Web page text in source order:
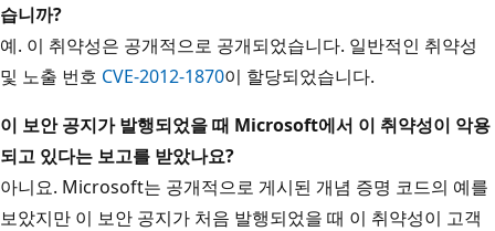
습니까?
예. 이 취약성은 공개적으로 공개되었습니다. 일반적인 취약성
및 노출 번호 CVE-2012-1870이 할당되었습니다.
이 보안 공지가 발행되었을 때 Microsoft에서 이 취약성이 악용
되고 있다는 보고를 받았나요?
아니요. Microsoft는 공개적으로 게시된 개념 증명 코드의 예를
보았지만 이 보안 공지가 처음 발행되었을 때 이 취약성이 고객